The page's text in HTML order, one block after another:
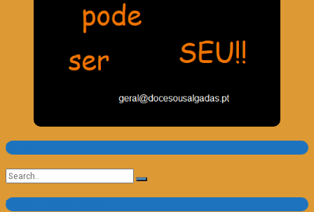
Pesquisa
Search
for:
Trailer e Poster do Dia